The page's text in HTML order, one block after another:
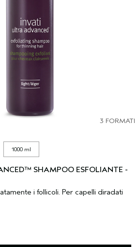
3 FORMATI
1000 ml
SHAMPOO ESFOLIANTE -
i follicoli. Per capelli diradati